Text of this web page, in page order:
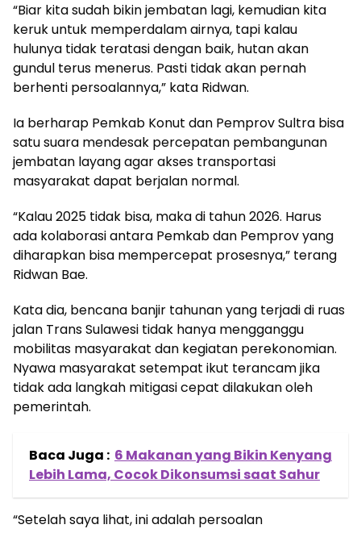
“Biar kita sudah bikin jembatan lagi, kemudian kita
keruk untuk memperdalam airnya, tapi kalau
hulunya tidak teratasi dengan baik, hutan akan
gundul terus menerus. Pasti tidak akan pernah
berhenti persoalannya,” kata Ridwan.
Ia berharap Pemkab Konut dan Pemprov Sultra bisa
satu suara mendesak percepatan pembangunan
jembatan layang agar akses transportasi
masyarakat dapat berjalan normal.
“Kalau 2025 tidak bisa, maka di tahun 2026. Harus
ada kolaborasi antara Pemkab dan Pemprov yang
diharapkan bisa mempercepat prosesnya,” terang
Ridwan Bae.
Kata dia, bencana banjir tahunan yang terjadi di ruas
jalan Trans Sulawesi tidak hanya mengganggu
mobilitas masyarakat dan kegiatan perekonomian.
Nyawa masyarakat setempat ikut terancam jika
tidak ada langkah mitigasi cepat dilakukan oleh
pemerintah.
Baca Juga : 6 Makanan yang Bikin Kenyang
Lebih Lama, Cocok Dikonsumsi saat Sahur
“Setelah saya lihat, ini adalah persoalan